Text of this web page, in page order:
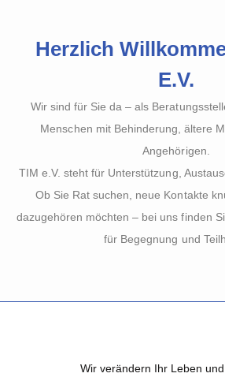
Herzlich
E.V.
Wir sind für Sie da – als
Menschen mit Behinderung, ältere
Angehörigen.
TIM e.V. steht für Unterstützung,
Ob Sie Rat suchen, neue Kontakte
dazugehören möchten – bei uns finden
für Begegnung und
Wir verändern Ihr Leben